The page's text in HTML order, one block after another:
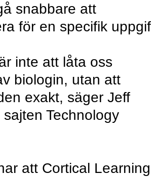
snabbare att
för en specifik
inte att låta oss
biologin, utan att
exakt, säger Jeff
sajten Technology
att Cortical Learning